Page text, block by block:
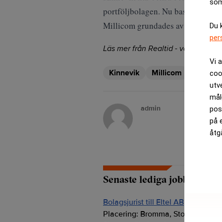
Du
Vi
på
portföljbolagen. Nu baseras den
Millicom grundades av Kinnevik
Läs mer från Realtid - vårt
Kinnevik Millicom
admin
Senaste lediga jobben
Bolagsjurist till Eltel AB
Placering: Bromma, Stockholm